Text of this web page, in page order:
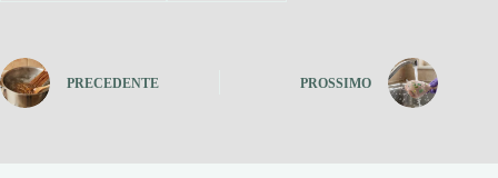
PRECEDENTE PROSSIMO